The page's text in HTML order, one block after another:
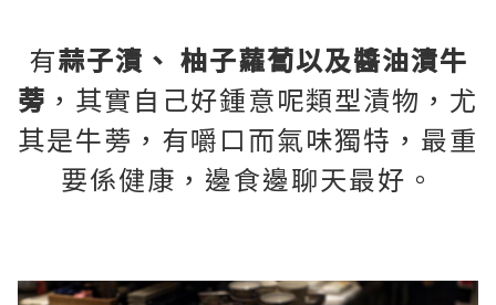
有蒜子漬、 柚子蘿蔔以及醬油漬牛
蒡 ，其實自己好鍾意呢類型漬物，尤
其是牛蒡，有嚼口而氣味獨特，最重
要係健康，邊食邊聊天最好。